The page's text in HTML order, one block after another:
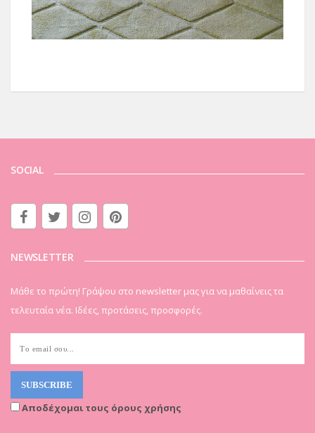
SOCIAL
NEWSLETTER
Μάθε το πρώτη! Γράψου στο newsletter μας για να μαθαίνεις τα
τελευταία νέα. Ιδέες, προτάσεις, προσφορές.
Αποδέχομαι τους όρους χρήσης